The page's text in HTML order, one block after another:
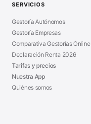
■Asesoría en Madrid
SERVICIOS
Gestoría Autónomos
Gestoría Empresas
Comparativa Gestorías Online
Declaración Renta 2026
Tarifas y precios
Nuestra App
Quiénes somos